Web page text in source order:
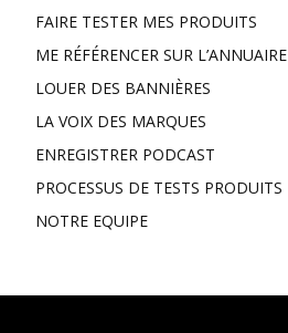
FAIRE TESTER MES PRODUITS
ME RÉFÉRENCER SUR L’ANNUAIRE
LOUER DES BANNIÈRES
LA VOIX DES MARQUES
ENREGISTRER PODCAST
PROCESSUS DE TESTS PRODUITS
NOTRE EQUIPE